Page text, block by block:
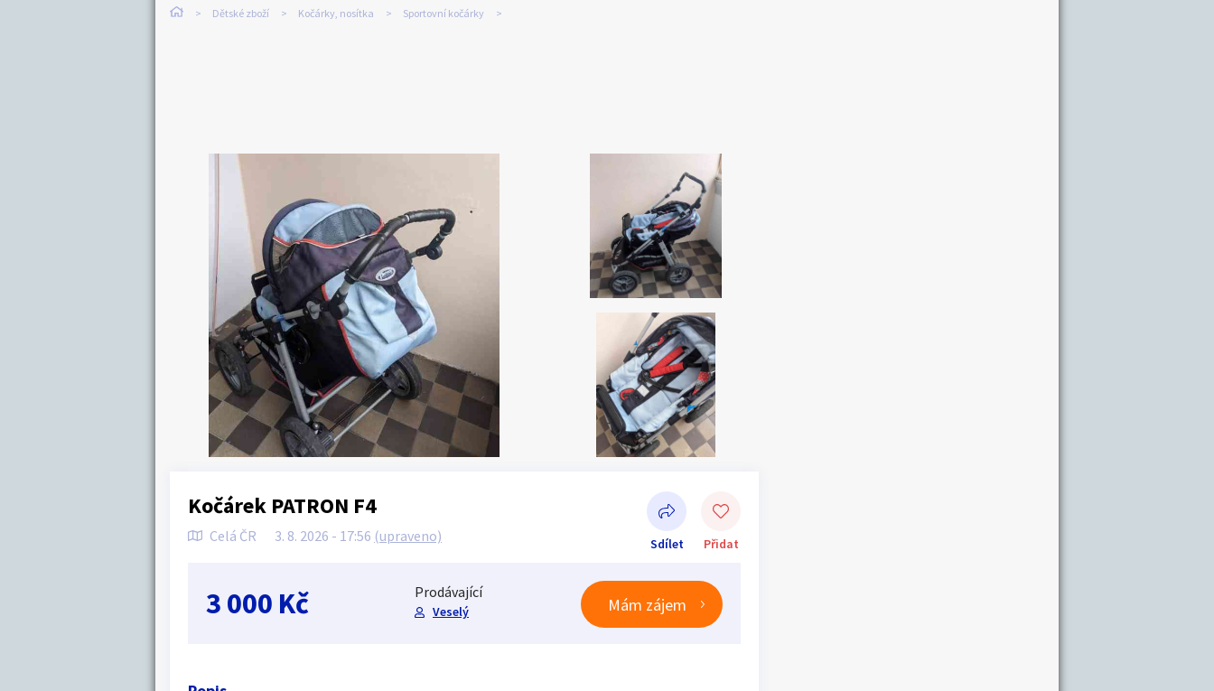
Dětské zboží Kočárky, nosítka Sportovní kočárky
Kočárek PATRON F4
Celá ČR 3. 8. 2026 - 17:56 (upraveno) Sdílet Přidat
Sdílet na Facebooku
3 000 Kč Prodávající
Veselý Mám zájem